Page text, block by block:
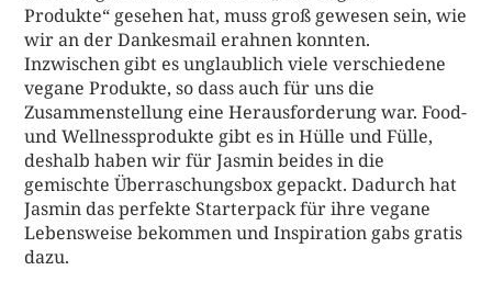
Produkte“ gesehen hat, muss groß gewesen sein, wie
wir an der Dankesmail erahnen konnten.
Inzwischen gibt es unglaublich viele verschiedene
vegane Produkte, so dass auch für uns die
Zusammenstellung eine Herausforderung war. Food-
und Wellnessprodukte gibt es in Hülle und Fülle,
deshalb haben wir für Jasmin beides in die
gemischte Überraschungsbox gepackt. Dadurch hat
Jasmin das perfekte Starterpack für ihre vegane
Lebensweise bekommen und Inspiration gabs gratis
dazu.